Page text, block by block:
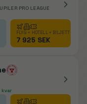
PRO LEAGUE
FLYG + HOTELL + BILJETT
7 925 SEK